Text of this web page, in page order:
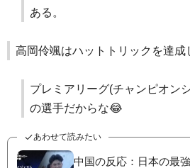
ある。
高岡伶颯はハットトリックを達成
プレミアリーグ(チャンピオン
の選手だからな😂
あわせて読みたい
中国の反応：日本の最